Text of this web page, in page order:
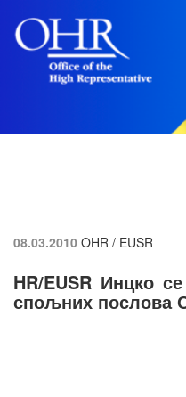
08.03.2010 OHR / EUSR
HR/EUSR Инцко
спољних послова